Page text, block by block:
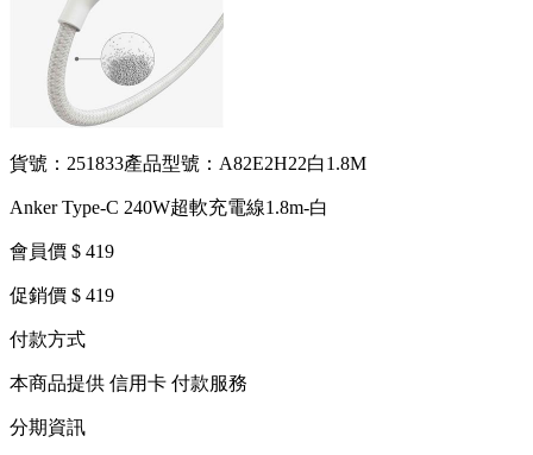
貨號：251833產品型號：A82E2H22白1.8M
Anker Type-C 240W超軟充電線1.8m-白
會員價 $ 419
促銷價 $ 419
付款方式
本商品提供 信用卡 付款服務
分期資訊